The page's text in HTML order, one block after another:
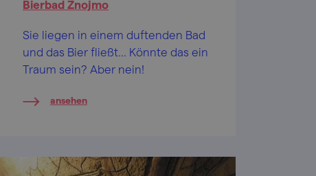
Bierbad Znojmo
Sie liegen in einem duftenden Bad
und das Bier fließt... Könnte das ein
Traum sein? Aber nein!
ansehen